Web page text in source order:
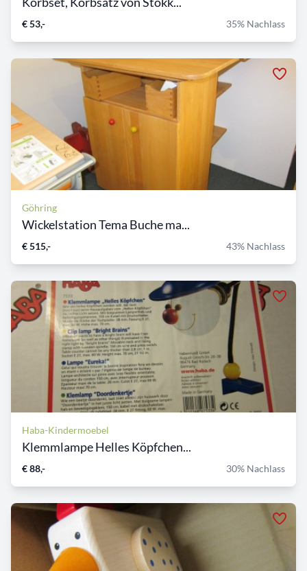
€ 53,- 35% Nachlass
Göhring
Wickelstation Tema Buche ma...
€ 515,- 43% Nachlass
Haba-Kindermoebel
Klemmlampe Helles Köpfchen...
€ 88,- 30% Nachlass